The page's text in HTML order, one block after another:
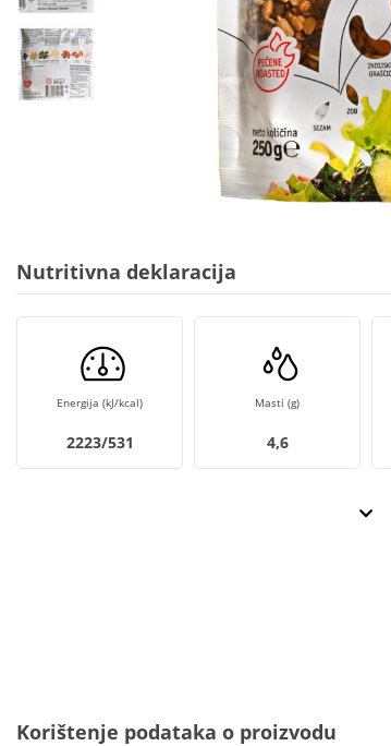
Nutritivna deklaracija
Energija (kJ/kcal)
2223/531
Masti (g)
4,6
Korištenje podataka o proizvodu